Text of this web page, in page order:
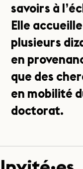
savoirs à
Elle
plusieurs
en
que des
en mobilité
doctorat.